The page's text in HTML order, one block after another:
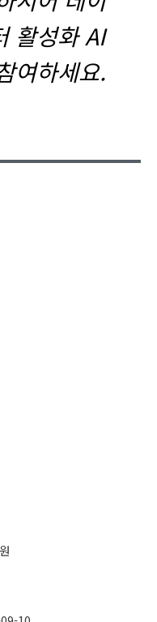
활성화 AI
여하세요.